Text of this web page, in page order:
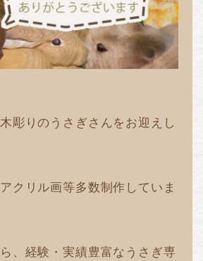
彫りのうさぎさんをお迎えし
クリル画等多数制作していま
、経験・実績豊富なうさぎ専